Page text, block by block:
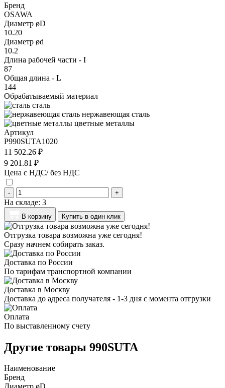
Бренд
OSAWA
Диаметр øD
10.20
Диаметр ød
10.2
Длина рабочей части - I
87
Общая длина - L
144
Обрабатываемый материал
сталь
нержавеющая сталь
цветные металлы
Артикул
P990SUTA1020
11 502.26 ₽
9 201.81 ₽
Цена с НДС/ без НДС
- +
На складе: 3
В корзину Купить в один клик
Отгрузка товара возможна уже сегодня!
Сразу начнем собирать заказ.
Доставка по России
По тарифам транспортной компании
Доставка в Москву
Доставка до адреса получателя - 1-3 дня с момента отгрузки
Оплата
По выставленному счету
Другие товары 990SUTA
Наименование
Бренд